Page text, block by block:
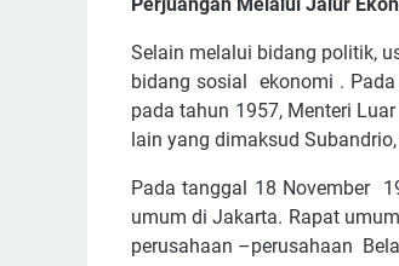
Selain melalui bidang politik,
bidang sosial ekonomi .
pada tahun 1957, Menteri
lain yang dimaksud
Pada tanggal 18 November
umum di Jakarta. Rapat
perusahaan –perusahaan